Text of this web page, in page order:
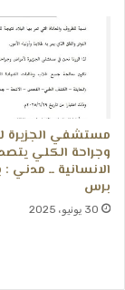
مستشفي الجزيرة
وجراحة الكلي
الانسانية ــ مدني
برس
30 يونيو، 2025